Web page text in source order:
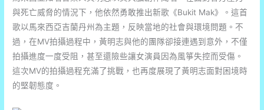
與死亡威脅的情況下，他依然勇敢推出新歌《Bukit Mak》。這首
歌以馬來西亞吉蘭丹州為主題，反映當地的社會與環境問題。不
過，在MV拍攝過程中，黃明志與他的團隊卻接連遇到意外，不僅
拍攝進度一度受阻，甚至還險些讓女演員因為風箏失控而受傷。
這次MV的拍攝過程充滿了挑戰，也再度展現了黃明志面對困境時
的堅韌態度。